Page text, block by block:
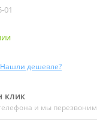
01
Нашли дешевле?
клик
и мы перезвоним